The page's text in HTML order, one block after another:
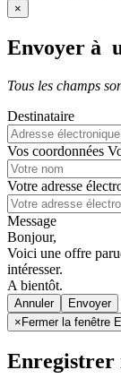
×
Envoyer à
Tous les champs
Destinataire
Vos coordonnées
Votre adresse
Message
Bonjour,
Voici une offre
intéresser.
A bientôt.
Annuler
× Fermer la fenêtre
Enregistrer